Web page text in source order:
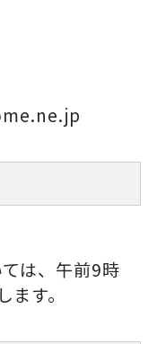
は、午前9時
す。